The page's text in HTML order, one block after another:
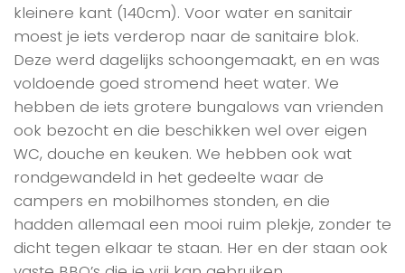
kleinere kant (140cm). Voor water en sanitair
moest je iets verderop naar de sanitaire blok.
Deze werd dagelijks schoongemaakt, en en was
voldoende goed stromend heet water. We
hebben de iets grotere bungalows van vrienden
ook bezocht en die beschikken wel over eigen
WC, douche en keuken. We hebben ook wat
rondgewandeld in het gedeelte waar de
campers en mobilhomes stonden, en die
hadden allemaal een mooi ruim plekje, zonder te
dicht tegen elkaar te staan. Her en der staan ook